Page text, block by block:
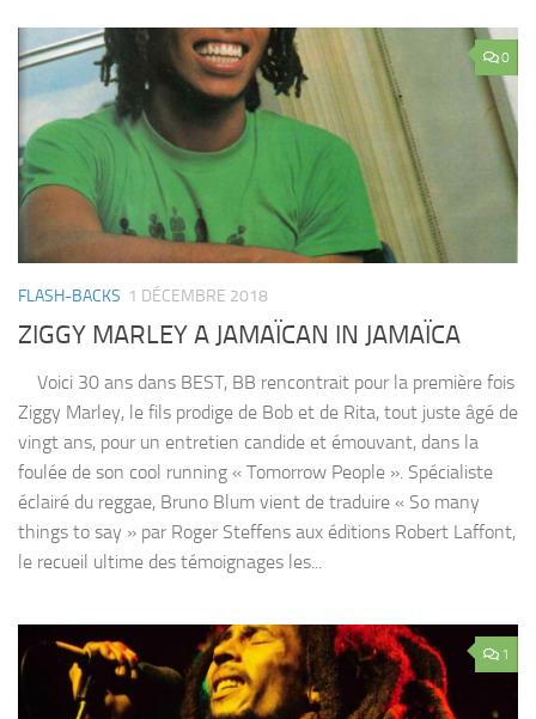
0
FLASH-BACKS 1 DÉCEMBRE 2018
ZIGGY MARLEY A JAMAÏCAN IN JAMAÏCA
Voici 30 ans dans BEST, BB rencontrait pour la première fois
Ziggy Marley, le fils prodige de Bob et de Rita, tout juste âgé de
vingt ans, pour un entretien candide et émouvant, dans la
foulée de son cool running « Tomorrow People ». Spécialiste
éclairé du reggae, Bruno Blum vient de traduire « So many
things to say » par Roger Steffens aux éditions Robert Laffont,
le recueil ultime des témoignages les...
1